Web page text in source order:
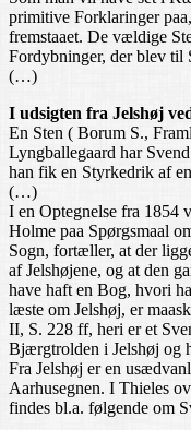
primitive Forklaringer
fremstaaet. De vældige
Fordybninger, der blev til
(…)
I udsigten fra Jelshøj
En Sten ( Borum S.,
Lyngballegaard har
han fik en Styrkedrik af
(…)
I en Optegnelse fra 1854
Holme paa Spørgsmaal
Sogn, fortæller, at der
af Jelshøjene, og at den
have haft en Bog, hvori
læste om Jelshøj, er
II, S. 228 ff, heri er et
Bjærgtrolden i Jelshøj og
Fra Jelshøj er en
Aarhusegnen. I Thieles
findes bl.a. følgende om